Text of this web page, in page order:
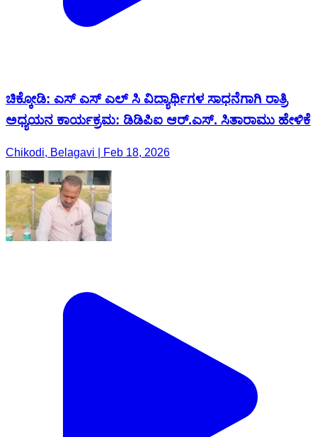
ಚಿಕ್ಕೋಡಿ: ಎಸ್ ಎಸ್ ಎಲ್ ಸಿ ವಿದ್ಯಾರ್ಥಿಗಳ ಸಾಧನೆಗಾಗಿ ರಾತ್ರಿ
ಅಧ್ಯಯನ ಕಾರ್ಯಕ್ರಮ: ಡಿಡಿಪಿಐ ಆರ್.ಎಸ್. ಸಿತಾರಾಮು ಹೇಳಿಕೆ
Chikodi, Belagavi | Feb 18, 2026